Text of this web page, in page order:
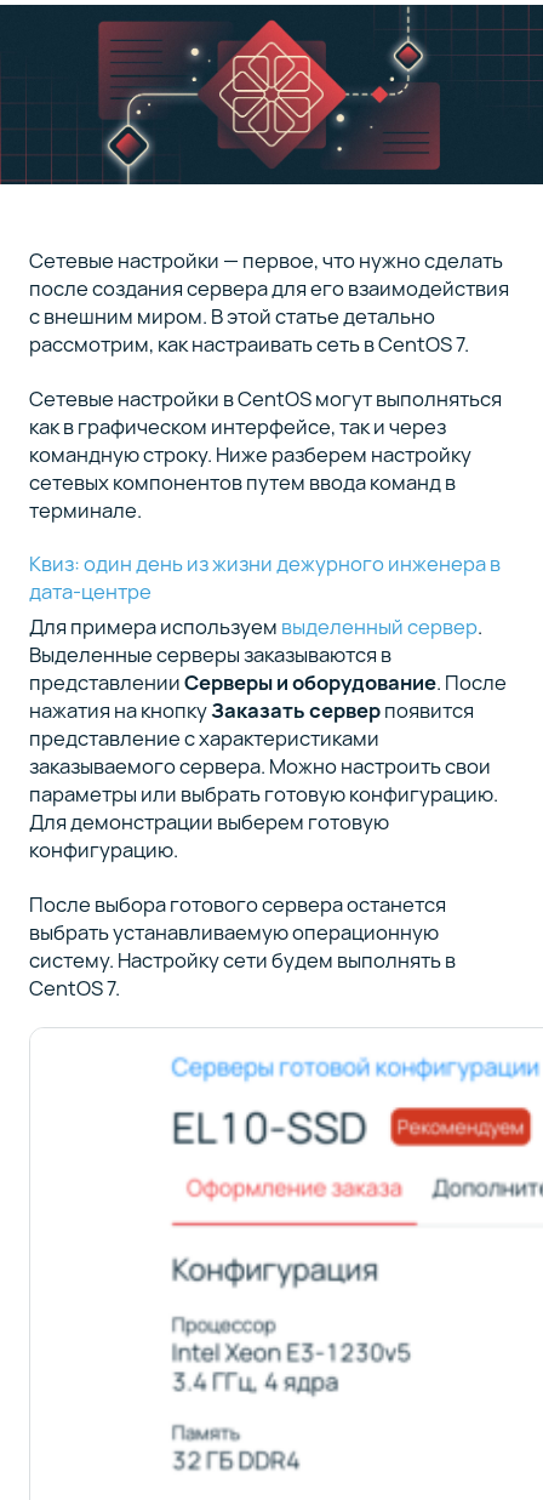
Настройки
шлюза в
CentOS 7
5
Настройки
6
Исключение
IPv6 в
CentOS 7
7
Несколько
IP-адресов
на одном
интерфейсе
8
Настройки
нескольких
сетевых
интерфейсов
в CentOS 7
9
Настройки
интерфейсов
в CentOS 7
через
Manager
(утилиты
nmtui и
nmcli)
Заключение
Сетевые настройки — первое, что нужно сделать
после создания сервера для его взаимодействия
с внешним миром. В этой статье детально
рассмотрим, как настраивать сеть в CentOS 7.
Сетевые настройки в CentOS могут выполняться
как в графическом интерфейсе, так и через
командную строку. Ниже разберем настройку
сетевых компонентов путем ввода команд в
терминале.
Для примера используем выделенный сервер.
Выделенные серверы заказываются в
представленииСерверы и оборудование. После
нажатия на кнопкуЗаказать серверпоявится
представление с характеристиками
заказываемого сервера. Можно настроить свои
параметры или выбрать готовую конфигурацию.
Для демонстрации выберем готовую
конфигурацию.
Квиз: один день из жизни дежурного инженера в
дата-центре
После выбора готового сервера останется
выбрать устанавливаемую операционную
систему. Настройку сети будем выполнять в
CentOS 7.